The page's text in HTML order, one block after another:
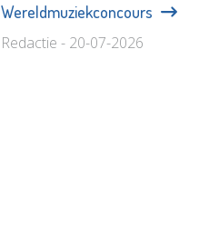
Wereldmuziekconcours
Redactie - 20-07-2026